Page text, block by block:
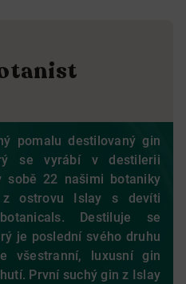
pomalu destilovaný gin
se vyrábí v destilerii
sobě 22 našimi botaniky
z ostrovu Islay s devíti
Destiluje se
je poslední svého druhu
všestranní, luxusní gin
První suchý gin z Islay